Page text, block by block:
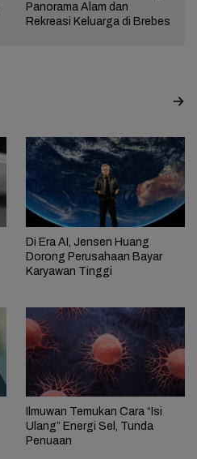
Panorama Alam dan
Rekreasi Keluarga di Brebes
Di Era AI, Jensen Huang
Dorong Perusahaan Bayar
Karyawan Tinggi
Ilmuwan Temukan Cara “Isi
Ulang” Energi Sel, Tunda
Penuaan